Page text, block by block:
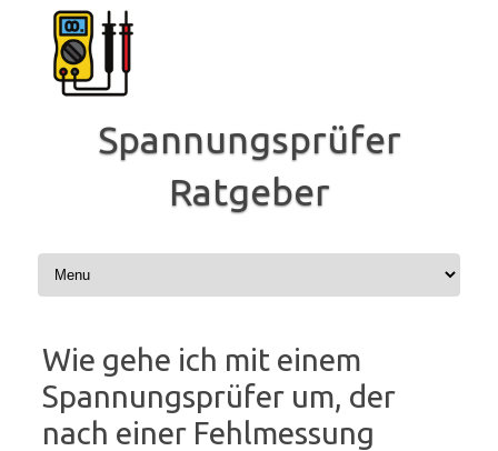
Inhalt
springen
Spannungsprüfer
Ratgeber
Wie gehe ich mit einem
Spannungsprüfer um, der
nach einer Fehlmessung